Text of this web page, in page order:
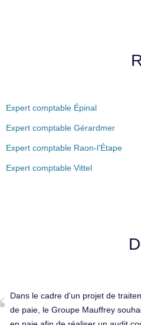
Expert comptable Épinal
Expert comptable Gérardmer
Expert comptable Raon-l’Étape
Expert comptable Vittel
Dans le cadre d'un projet de
de paie, le Groupe Mauffrey